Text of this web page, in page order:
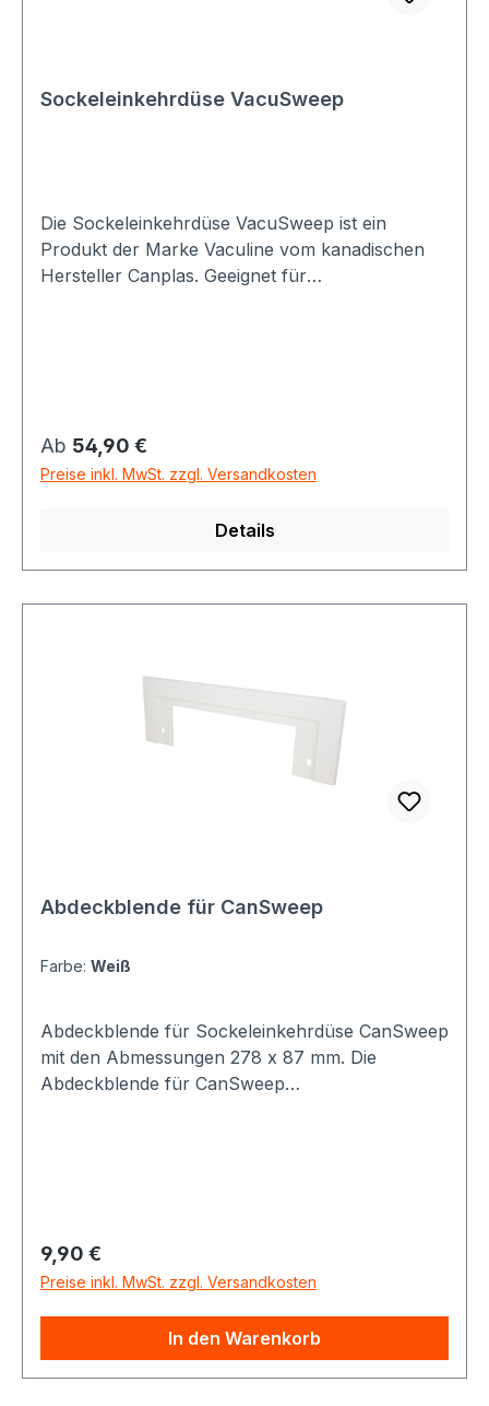
Sockeleinkehrdüse VacuSweep
Die Sockeleinkehrdüse VacuSweep ist ein
Produkt der Marke Vaculine vom kanadischen
Hersteller Canplas. Geeignet für
hergestellt und es sind nur mehr Restbestände
bei uns verfügbar. Als passender Ersatz kann
auch der Nachfolgeartikel CVF055W oder
gleichen Hersteller verwendet werden.
Regulärer Preis:
Ab 54,90 €
Preise inkl. MwSt. zzgl. Versandkosten
Details
Abdeckblende für CanSweep
Farbe: Weiß
Abdeckblende für Sockeleinkehrdüse CanSweep
mit den Abmessungen 278 x 87 mm. Die
Abdeckblende für CanSweep
Regulärer Preis:
9,90 €
Preise inkl. MwSt. zzgl. Versandkosten
In den Warenkorb